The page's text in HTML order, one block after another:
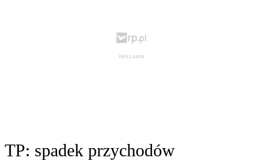
TP: spadek przychodów